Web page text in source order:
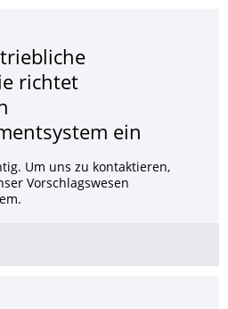
richtet
ein
Um uns zu kontaktieren,
Vorschlagswesen